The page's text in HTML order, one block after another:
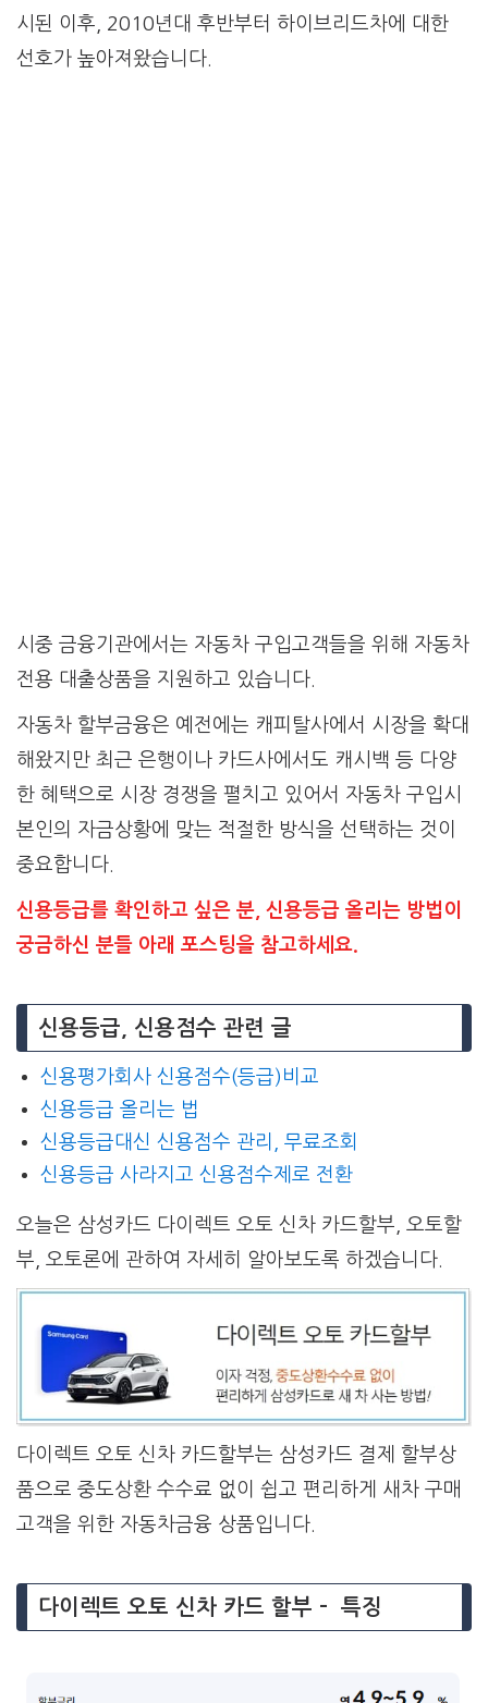
시된 이후, 2010년대 후반부터 하이브리드차에 대한
선호가 높아져왔습니다.
시중 금융기관에서는 자동차 구입고객들을 위해 자동차
전용 대출상품을 지원하고 있습니다.
자동차 할부금융은 예전에는 캐피탈사에서 시장을 확대
해왔지만 최근 은행이나 카드사에서도 캐시백 등 다양
한 혜택으로 시장 경쟁을 펼치고 있어서 자동차 구입시
본인의 자금상황에 맞는 적절한 방식을 선택하는 것이
중요합니다.
신용등급를 확인하고 싶은 분, 신용등급 올리는 방법이
궁금하신 분들 아래 포스팅을 참고하세요.
신용등급, 신용점수 관련 글
신용평가회사 신용점수(등급)비교
신용등급 올리는 법
신용등급대신 신용점수 관리, 무료조회
신용등급 사라지고 신용점수제로 전환
오늘은 삼성카드 다이렉트 오토 신차 카드할부, 오토할
부, 오토론에 관하여 자세히 알아보도록 하겠습니다.
다이렉트 오토 신차 카드할부는 삼성카드 결제 할부상
품으로 중도상환 수수료 없이 쉽고 편리하게 새차 구매
고객을 위한 자동차금융 상품입니다.
다이렉트 오토 신차 카드 할부 – 특징